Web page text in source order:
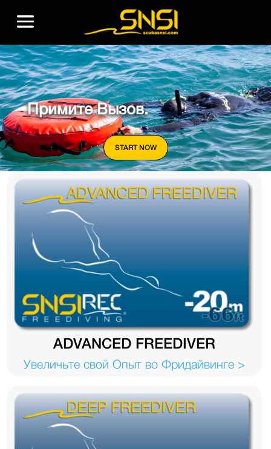
Примите Вызов.
START NOW
ADVANCED FREEDIVER
Увеличьте свой Опыт во Фридайвинге >